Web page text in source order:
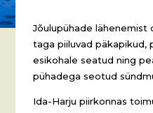
Jõulupühade lähenemist
taga piiluvad päkapikud,
esikohale seatud ning
pühadega seotud
Ida-Harju piirkonnas